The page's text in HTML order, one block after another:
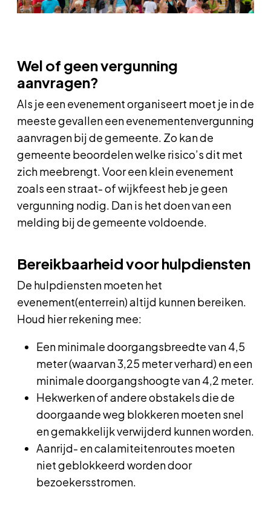
Wel of geen vergunning
aanvragen?
Als je een evenement organiseert moet je in de
meeste gevallen een evenementenvergunning
aanvragen bij de gemeente. Zo kan de
gemeente beoordelen welke risico’s dit met
zich meebrengt. Voor een klein evenement
zoals een straat- of wijkfeest heb je geen
vergunning nodig. Dan is het doen van een
melding bij de gemeente voldoende.
Bereikbaarheid voor hulpdiensten
De hulpdiensten moeten het
evenement(enterrein) altijd kunnen bereiken.
Houd hier rekening mee:
Een minimale doorgangsbreedte van 4,5
meter (waarvan 3,25 meter verhard) en een
minimale doorgangshoogte van 4,2 meter.
Hekwerken of andere obstakels die de
doorgaande weg blokkeren moeten snel
en gemakkelijk verwijderd kunnen worden.
Aanrijd- en calamiteitenroutes moeten
niet geblokkeerd worden door
bezoekersstromen.